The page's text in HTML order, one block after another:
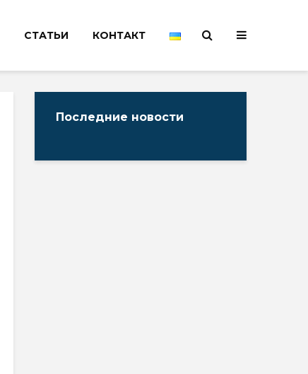
СТАТЬИ КОНТАКТ
Последние новости